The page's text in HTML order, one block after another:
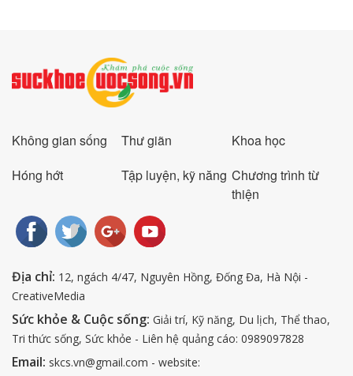
Không gian sống Thư giãn
Khoa học
Hóng hớt
Tập luyện, kỹ năng Chương trình từ
thiện
Địa chỉ: 12, ngách 4/47, Nguyên Hồng, Đống Đa, Hà Nội -
CreativeMedia
Sức khỏe & Cuộc sống: Giải trí, Kỹ năng, Du lịch, Thể thao,
Tri thức sống, Sức khỏe - Liên hệ quảng cáo: 0989097828
Email: skcs.vn@gmail.com - website: